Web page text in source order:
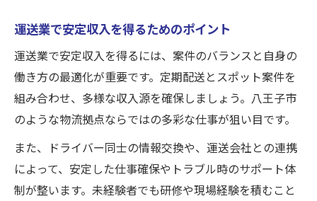
運送業で安定収入を得るためのポイント
運送業で安定収入を得るには、案件のバランスと自身の
働き方の最適化が重要です。定期配送とスポット案件を
組み合わせ、多様な収入源を確保しましょう。八王子市
のような物流拠点ならではの多彩な仕事が狙い目です。
また、ドライバー同士の情報交換や、運送会社との連携
によって、安定した仕事確保やトラブル時のサポート体
制が整います。未経験者でも研修や現場経験を積むこと